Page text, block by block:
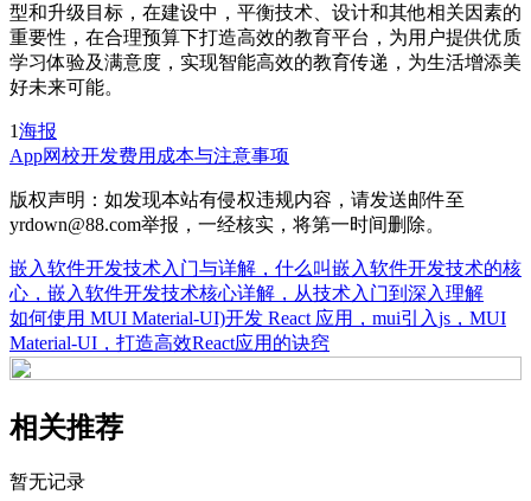
型和升级目标，在建设中，平衡技术、设计和其他相关因素的
重要性，在合理预算下打造高效的教育平台，为用户提供优质
学习体验及满意度，实现智能高效的教育传递，为生活增添美
好未来可能。
1海报
App网校开发费用 成本与注意事项
版权声明：如发现本站有侵权违规内容，请发送邮件至
yrdown@88.com举报，一经核实，将第一时间删除。
嵌入软件开发技术入门与详解，什么叫嵌入软件开发技术的核
心，嵌入软件开发技术核心详解，从技术入门到深入理解
如何使用 MUI Material-UI)开发 React 应用，mui引入js，MUI
Material-UI，打造高效React应用的诀窍
相关推荐
暂无记录